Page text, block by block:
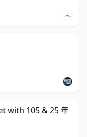
with 105 & 25 年